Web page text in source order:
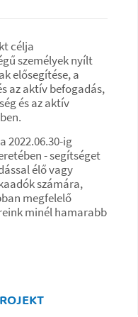
célja
személyek nyílt
elősegítése, a
az aktív befogadás,
és az aktív
2022.06.30-ig
- segítséget
élő vagy
számára,
megfelelő
minél hamarabb